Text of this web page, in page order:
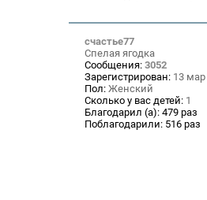
счастье77
Спелая ягодка
Сообщения: 3052
Зарегистрирован: 13 мар
Пол: Женский
Сколько у вас детей: 1
Благодарил (а): 479 раз
Поблагодарили: 516 раз